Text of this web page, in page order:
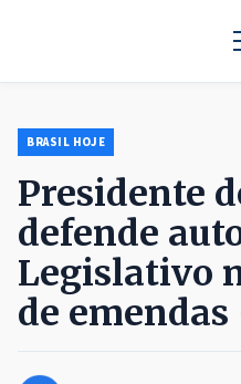
BRASIL HOJE
Presidente
defende
Legislativo
de